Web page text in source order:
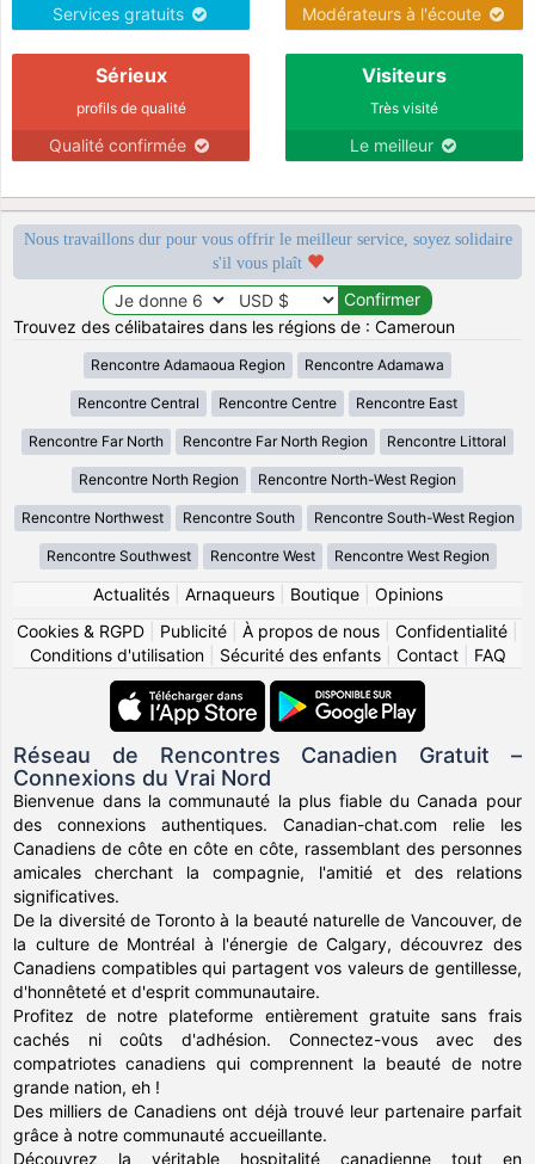
Services gratuits Modérateurs à l'écoute
Sérieux
profils de qualité
Qualité confirmée
Visiteurs
Très visité
Le meilleur
Nous travaillons dur pour vous offrir le meilleur service, soyez solidaire
s'il vous plaît
Trouvez des célibataires dans les régions de : Cameroun
Rencontre Adamaoua Region Rencontre Adamawa
Rencontre Central Rencontre Centre Rencontre East
Rencontre Far North Rencontre Far North Region Rencontre Littoral
Rencontre North Region Rencontre North-West Region
Rencontre Northwest Rencontre South Rencontre South-West Region
Rencontre Southwest Rencontre West Rencontre West Region
Actualités| Arnaqueurs| Boutique| Opinions
Cookies & RGPD
Publicité À propos de nous Confidentialité
Conditions d'utilisation| Sécurité des enfants| Contact| FAQ
Réseau de Rencontres Canadien Gratuit –
Connexions du Vrai Nord
Bienvenue dans la communauté la plus fiable du Canada pour
des connexions authentiques. Canadian-chat.com relie les
Canadiens de côte en côte en côte, rassemblant des personnes
amicales cherchant la compagnie, l'amitié et des relations
significatives.
De la diversité de Toronto à la beauté naturelle de Vancouver, de
la culture de Montréal à l'énergie de Calgary, découvrez des
Canadiens compatibles qui partagent vos valeurs de gentillesse,
d'honnêteté et d'esprit communautaire.
Profitez de notre plateforme entièrement gratuite sans frais
cachés ni coûts d'adhésion. Connectez-vous avec des
compatriotes canadiens qui comprennent la beauté de notre
grande nation, eh !
Des milliers de Canadiens ont déjà trouvé leur partenaire parfait
grâce à notre communauté accueillante.
Découvrez la véritable hospitalité canadienne tout en